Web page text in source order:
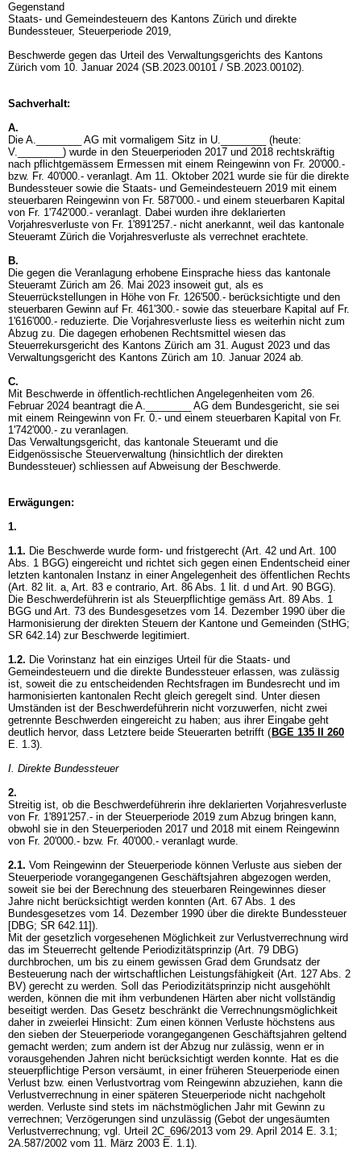
Gegenstand
Staats- und Gemeindesteuern des Kantons Zürich und direkte
Bundessteuer, Steuerperiode 2019,
Beschwerde gegen das Urteil des Verwaltungsgerichts des Kantons
Zürich vom 10. Januar 2024 (SB.2023.00101 / SB.2023.00102).
Sachverhalt:
A.
Die A.________ AG mit vormaligem Sitz in U.________ (heute:
V.________) wurde in den Steuerperioden 2017 und 2018 rechtskräftig
nach pflichtgemässem Ermessen mit einem Reingewinn von Fr. 20'000.-
bzw. Fr. 40'000.- veranlagt. Am 11. Oktober 2021 wurde sie für die direkte
Bundessteuer sowie die Staats- und Gemeindesteuern 2019 mit einem
steuerbaren Reingewinn von Fr. 587'000.- und einem steuerbaren Kapital
von Fr. 1'742'000.- veranlagt. Dabei wurden ihre deklarierten
Vorjahresverluste von Fr. 1'891'257.- nicht anerkannt, weil das kantonale
Steueramt Zürich die Vorjahresverluste als verrechnet erachtete.
B.
Die gegen die Veranlagung erhobene Einsprache hiess das kantonale
Steueramt Zürich am 26. Mai 2023 insoweit gut, als es
Steuerrückstellungen in Höhe von Fr. 126'500.- berücksichtigte und den
steuerbaren Gewinn auf Fr. 461'300.- sowie das steuerbare Kapital auf Fr.
1'616'000.- reduzierte. Die Vorjahresverluste liess es weiterhin nicht zum
Abzug zu. Die dagegen erhobenen Rechtsmittel wiesen das
Steuerrekursgericht des Kantons Zürich am 31. August 2023 und das
Verwaltungsgericht des Kantons Zürich am 10. Januar 2024 ab.
C.
Mit Beschwerde in öffentlich-rechtlichen Angelegenheiten vom 26.
Februar 2024 beantragt die A.________ AG dem Bundesgericht, sie sei
mit einem Reingewinn von Fr. 0.- und einem steuerbaren Kapital von Fr.
1'742'000.- zu veranlagen.
Das Verwaltungsgericht, das kantonale Steueramt und die
Eidgenössische Steuerverwaltung (hinsichtlich der direkten
Bundessteuer) schliessen auf Abweisung der Beschwerde.
Erwägungen:
1.
1.1. Die Beschwerde wurde form- und fristgerecht (Art. 42 und Art. 100
Abs. 1 BGG) eingereicht und richtet sich gegen einen Endentscheid einer
letzten kantonalen Instanz in einer Angelegenheit des öffentlichen Rechts
(Art. 82 lit. a, Art. 83 e contrario, Art. 86 Abs. 1 lit. d und Art. 90 BGG).
Die Beschwerdeführerin ist als Steuerpflichtige gemäss Art. 89 Abs. 1
BGG und Art. 73 des Bundesgesetzes vom 14. Dezember 1990 über die
Harmonisierung der direkten Steuern der Kantone und Gemeinden (StHG;
SR 642.14) zur Beschwerde legitimiert.
1.2. Die Vorinstanz hat ein einziges Urteil für die Staats- und
Gemeindesteuern und die direkte Bundessteuer erlassen, was zulässig
ist, soweit die zu entscheidenden Rechtsfragen im Bundesrecht und im
harmonisierten kantonalen Recht gleich geregelt sind. Unter diesen
Umständen ist der Beschwerdeführerin nicht vorzuwerfen, nicht zwei
getrennte Beschwerden eingereicht zu haben; aus ihrer Eingabe geht
deutlich hervor, dass Letztere beide Steuerarten betrifft ( BGE 135 II 260
E. 1.3).
I. Direkte Bundessteuer
2.
Streitig ist, ob die Beschwerdeführerin ihre deklarierten Vorjahresverluste
von Fr. 1'891'257.- in der Steuerperiode 2019 zum Abzug bringen kann,
obwohl sie in den Steuerperioden 2017 und 2018 mit einem Reingewinn
von Fr. 20'000.- bzw. Fr. 40'000.- veranlagt wurde.
2.1. Vom Reingewinn der Steuerperiode können Verluste aus sieben der
Steuerperiode vorangegangenen Geschäftsjahren abgezogen werden,
soweit sie bei der Berechnung des steuerbaren Reingewinnes dieser
Jahre nicht berücksichtigt werden konnten (Art. 67 Abs. 1 des
Bundesgesetzes vom 14. Dezember 1990 über die direkte Bundessteuer
[DBG; SR 642.11]).
Mit der gesetzlich vorgesehenen Möglichkeit zur Verlustverrechnung wird
das im Steuerrecht geltende Periodizitätsprinzip (Art. 79 DBG)
durchbrochen, um bis zu einem gewissen Grad dem Grundsatz der
Besteuerung nach der wirtschaftlichen Leistungsfähigkeit (Art. 127 Abs. 2
BV) gerecht zu werden. Soll das Periodizitätsprinzip nicht ausgehöhlt
werden, können die mit ihm verbundenen Härten aber nicht vollständig
beseitigt werden. Das Gesetz beschränkt die Verrechnungsmöglichkeit
daher in zweierlei Hinsicht: Zum einen können Verluste höchstens aus
den sieben der Steuerperiode vorangegangenen Geschäftsjahren geltend
gemacht werden; zum andern ist der Abzug nur zulässig, wenn er in
vorausgehenden Jahren nicht berücksichtigt werden konnte. Hat es die
steuerpflichtige Person versäumt, in einer früheren Steuerperiode einen
Verlust bzw. einen Verlustvortrag vom Reingewinn abzuziehen, kann die
Verlustverrechnung in einer späteren Steuerperiode nicht nachgeholt
werden. Verluste sind stets im nächstmöglichen Jahr mit Gewinn zu
verrechnen; Verzögerungen sind unzulässig (Gebot der ungesäumten
Verlustverrechnung; vgl. Urteil 2C_696/2013 vom 29. April 2014 E. 3.1;
2A.587/2002 vom 11. März 2003 E. 1.1).